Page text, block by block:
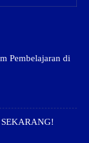
Pembelajaran di
SEKARANG!